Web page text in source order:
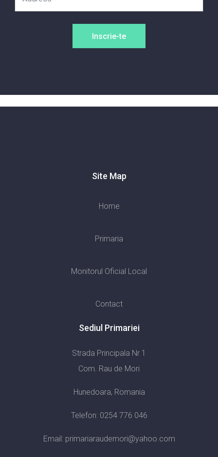
Inscrie-te
Site Map
Home
Primaria
Monitorul Oficial Local
Contact
Sediul Primariei
Strada Principala Nr 1
Com. Rau de Mori
Hunedoara, Romania
Telefon: 0254 776 046
Email: primariaraudemori@yahoo.com